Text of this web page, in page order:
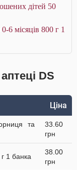
дітей 50
6 місяців 800 г 1
DS
Ціна
та
33.60
грн
1 банка
38.00
грн